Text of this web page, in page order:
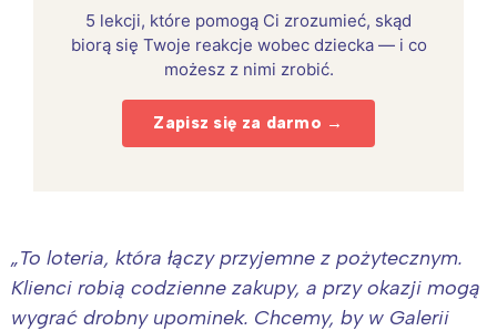
5 lekcji, które pomogą Ci zrozumieć, skąd
biorą się Twoje reakcje wobec dziecka — i co
możesz z nimi zrobić.
Zapisz się za darmo →
„To loteria, która łączy przyjemne z pożytecznym.
Klienci robią codzienne zakupy, a przy okazji mogą
wygrać drobny upominek. Chcemy, by w Galerii